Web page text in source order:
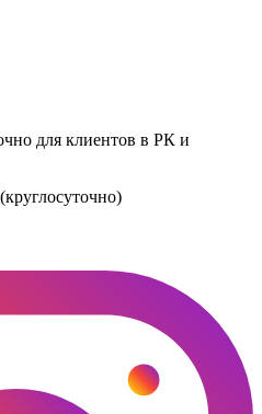
для клиентов в РК и